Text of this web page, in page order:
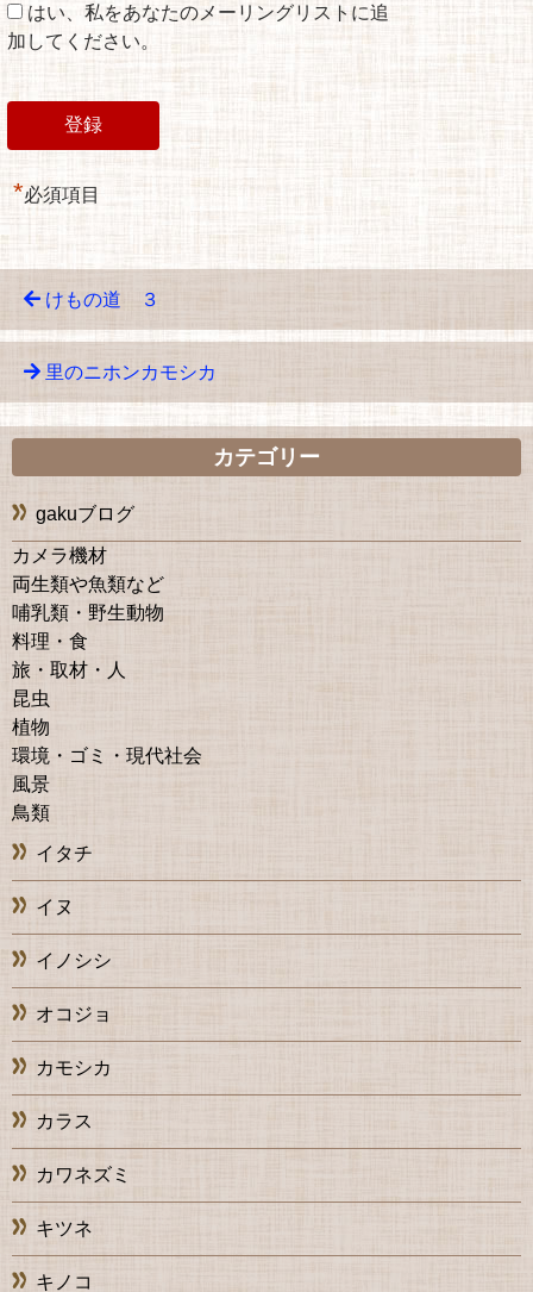
はい、私をあなたのメーリングリストに追
加してください。
*必須項目
けもの道 ３
里のニホンカモシカ
カテゴリー
gakuブログ
カメラ機材
両生類や魚類など
哺乳類・野生動物
料理・食
旅・取材・人
昆虫
植物
環境・ゴミ・現代社会
風景
鳥類
イタチ
イヌ
イノシシ
オコジョ
カモシカ
カラス
カワネズミ
キツネ
キノコ